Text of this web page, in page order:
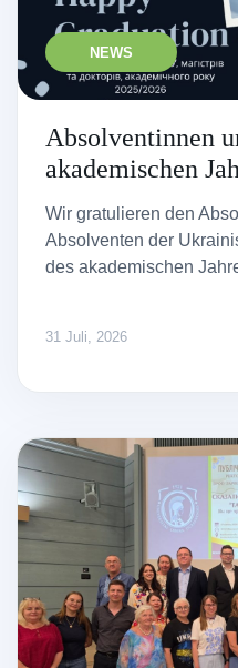
NEWS
Absolventinnen
akademischen
Wir gratulieren den
Absolventen der
des akademischen
31 Juli, 2026